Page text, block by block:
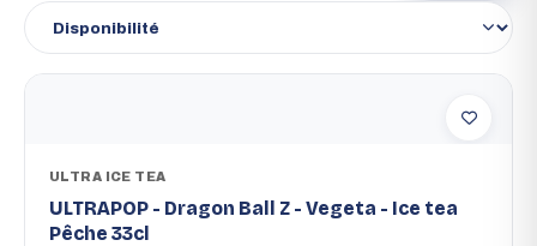
Trier les produits
ULTRA ICE TEA
ULTRAPOP - Dragon Ball Z - Vegeta - Ice tea
Pêche 33cl